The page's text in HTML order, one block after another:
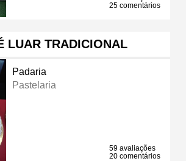
25 comentários
LUAR TRADICIONAL
Padaria
Pastelaria
59 avaliações
20 comentários